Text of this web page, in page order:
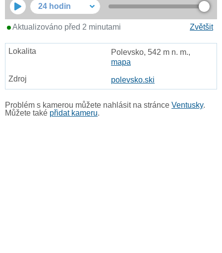
24 hodin
Zvětšit
Aktualizováno před 2 minutami
Polevsko, 542 m n. m.,
mapa
polevsko.ski
Problém s kamerou můžete nahlásit na stránce Ventusky.
Můžete také přidat kameru.